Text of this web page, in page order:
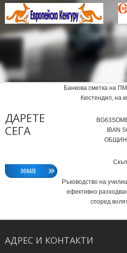
ДАРЕТЕ
СЕГА
Банкова сметка на
Кюстендил, на
IВAN
Ръководство на
ефективно
според
АДРЕС И КОНТАКТИ